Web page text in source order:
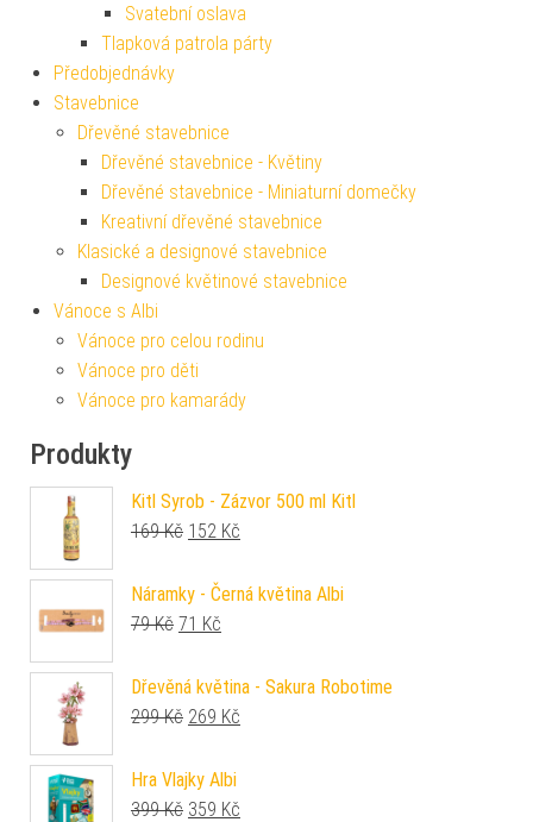
Svatební oslava
Tlapková patrola párty
Předobjednávky
Stavebnice
Dřevěné stavebnice
Dřevěné stavebnice - Květiny
Dřevěné stavebnice - Miniaturní domečky
Kreativní dřevěné stavebnice
Klasické a designové stavebnice
Designové květinové stavebnice
Vánoce s Albi
Vánoce pro celou rodinu
Vánoce pro děti
Vánoce pro kamarády
Produkty
Kitl Syrob - Zázvor 500 ml Kitl
169Kč Původní cena byla: 169 Kč.
152 Kč
Náramky - Černá květina Albi
79Kč Původní cena byla: 79 Kč.
71 Kč
Dřevěná květina - Sakura Robotime
299Kč Původní cena byla: 299 Kč.
269 Kč
Hra Vlajky Albi
399Kč Původní cena byla: 399 Kč.
359 Kč